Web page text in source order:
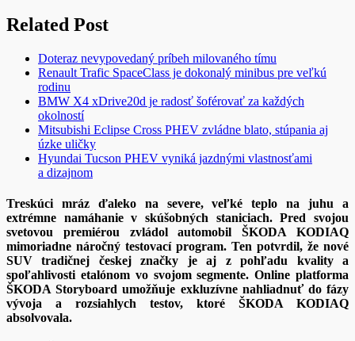
Related Post
Doteraz nevypovedaný príbeh milovaného tímu
Renault Trafic SpaceClass je dokonalý minibus pre veľkú
rodinu
BMW X4 xDrive20d je radosť šoférovať za každých
okolností
Mitsubishi Eclipse Cross PHEV zvládne blato, stúpania aj
úzke uličky
Hyundai Tucson PHEV vyniká jazdnými vlastnosťami
a dizajnom
Treskúci mráz ďaleko na severe, veľké teplo na juhu a
extrémne namáhanie v skúšobných staniciach. Pred svojou
svetovou premiérou zvládol automobil ŠKODA KODIAQ
mimoriadne náročný testovací program. Ten potvrdil, že nové
SUV tradičnej českej značky je aj z pohľadu kvality a
spoľahlivosti etalónom vo svojom segmente. Online platforma
ŠKODA Storyboard umožňuje exkluzívne nahliadnuť do fázy
vývoja a rozsiahlych testov, ktoré ŠKODA KODIAQ
absolvovala.